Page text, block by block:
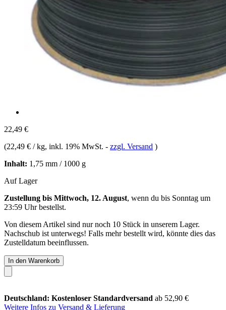
22,49 €
(22,49 € / kg, inkl. 19% MwSt. - zzgl. Versand )
Inhalt: 1,75 mm / 1000 g
Auf Lager
Zustellung bis Mittwoch, 12. August, wenn du bis Sonntag um
23:59 Uhrbestellst.
Von diesem Artikel sind nur noch 10 Stück in unserem Lager.
Nachschub ist unterwegs! Falls mehr bestellt wird, könnte dies das
Zustelldatum beeinflussen.
In den Warenkorb
Deutschland: Kostenloser Standardversand ab 52,90 €
Weitere Infos zu Versand & Lieferung